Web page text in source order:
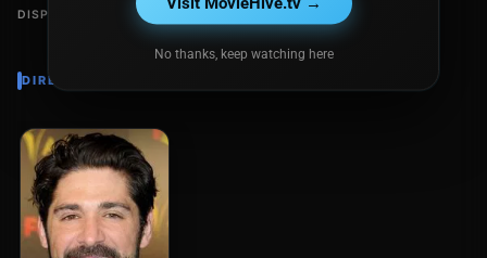
DISPONIBLE EN
DIRECTOR
No thanks, keep watching here